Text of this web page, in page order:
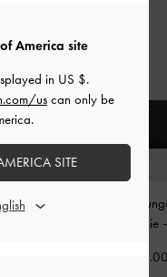
Portafoglio
cerniera Dulcie
America site
in US $.
us can only be
SITE